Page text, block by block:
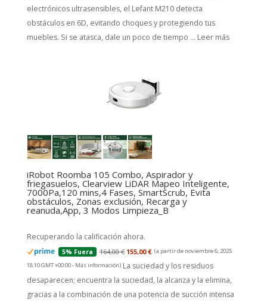
electrónicos ultrasensibles, el Lefant M210 detecta
obstáculos en 6D, evitando choques y protegiendo tus
muebles. Si se atasca, dale un poco de tiempo ... Leer más
iRobot Roomba 105 Combo, Aspirador y
friegasuelos, Clearview LiDAR Mapeo Inteligente,
7000Pa,120 mins,4 Fases, SmartScrub, Evita
obstáculos, Zonas exclusión, Recarga y
reanuda,App, 3 Modos Limpieza_B
Recuperando la calificación ahora.
5% Fuera 164,00 € 155,00 € (a partir de noviembre 6, 2025
18:10 GMT +00:00 - Más información) La suciedad y los residuos
desaparecen; encuentra la suciedad, la alcanza y la elimina,
gracias a la combinación de una potencia de succión intensa